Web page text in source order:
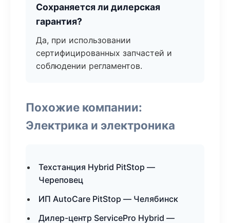
Сохраняется ли дилерская
гарантия?
Да, при использовании
сертифицированных запчастей и
соблюдении регламентов.
Похожие компании:
Электрика и электроника
Техстанция Hybrid PitStop —
Череповец
ИП AutoCare PitStop — Челябинск
Дилер-центр ServicePro Hybrid —